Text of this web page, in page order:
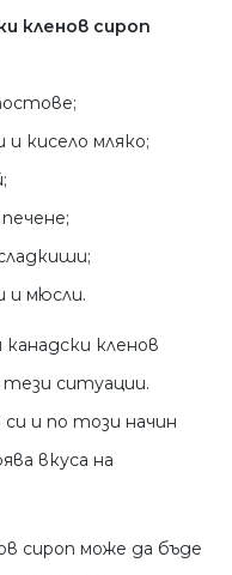
кленов сироп
и кисело мляко;
и мюсли.
кленов
тези ситуации.
и по този начин
вкуса на
сироп може да бъде